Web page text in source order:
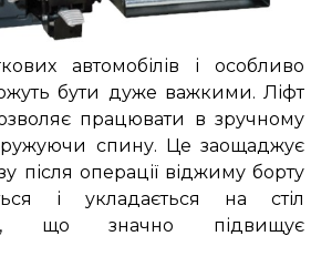
автомобілів і особливо
бути дуже важкими. Ліфт
працювати в зручному
спину. Це заощаджує
після операції віджиму борту
і укладається на стіл
що значно підвищує